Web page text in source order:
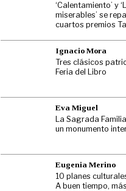
‘Calentamiento’ y
miserables’ se
cuartos premios
Ignacio Mora
Tres clásicos
Feria del Libro
Eva Miguel
La Sagrada
un monumento
Eugenia Merino
10 planes
A buen tiempo,